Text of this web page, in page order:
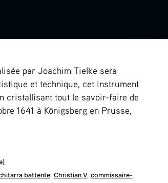
par Joachim Tielke sera
et technique, cet instrument
cristallisant tout le savoir-faire de
1641 à Königsberg en Prusse,
battente, Christian V, commissaire-